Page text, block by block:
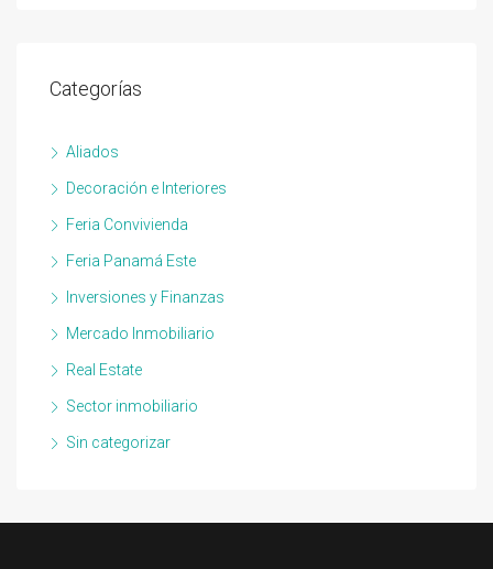
Categorías
Aliados
Decoración e Interiores
Feria Convivienda
Feria Panamá Este
Inversiones y Finanzas
Mercado Inmobiliario
Real Estate
Sector inmobiliario
Sin categorizar